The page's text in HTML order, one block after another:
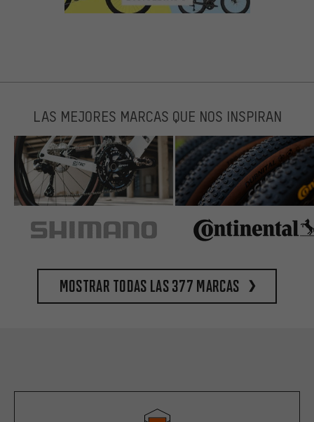
LAS MEJORES MARCAS QUE NOS INSPIRAN
Mostrar todas las 377 marcas